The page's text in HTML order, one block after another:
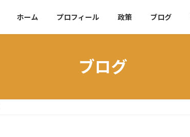
ホーム プロフィール 政策 ブログ
ブログ